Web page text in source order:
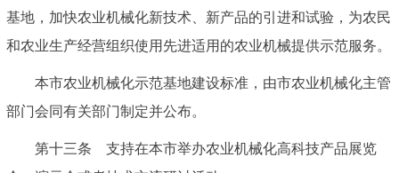
基地，加快农业机械化新技术、新产品的引进和试验，为农民
和农业生产经营组织使用先进适用的农业机械提供示范服务。
本市农业机械化示范基地建设标准，由市农业机械化主管
部门会同有关部门制定并公布。
第十三条 支持在本市举办农业机械化高科技产品展览